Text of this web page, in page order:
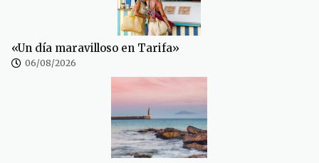
«Un día maravilloso en Tarifa»
06/08/2026